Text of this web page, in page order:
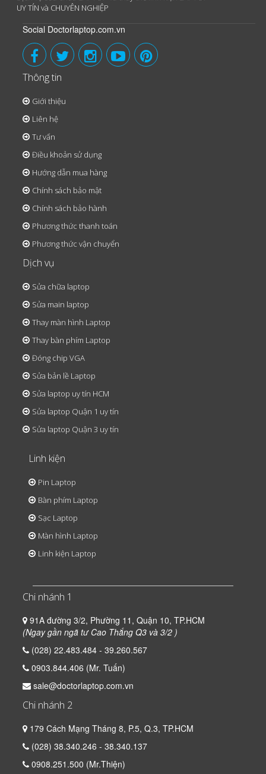
UY TÍN và CHUYÊN NGHIỆP
Social Doctorlaptop.com.vn
Thông tin
Giới thiệu
Liên hệ
Tư vấn
Điều khoản sử dụng
Hướng dẫn mua hàng
Chính sách bảo mật
Chính sách bảo hành
Phương thức thanh toán
Phương thức vận chuyển
Dịch vụ
Sửa chữa laptop
Sửa main laptop
Thay màn hình Laptop
Thay bàn phím Laptop
Đóng chip VGA
Sửa bản lề Laptop
Sửa laptop uy tín HCM
Sửa laptop Quận 1 uy tín
Sửa laptop Quận 3 uy tín
Linh kiện
Pin Laptop
Bàn phím Laptop
Sạc Laptop
Màn hình Laptop
Linh kiện Laptop
Chi nhánh 1
91A đường 3/2, Phường 11, Quận 10, TP.HCM
(Ngay gần ngã tư Cao Thắng Q3 và 3/2 )
(028) 22.483.484 - 39.260.567
0903.844.406 (Mr. Tuấn)
sale@doctorlaptop.com.vn
Chi nhánh 2
179 Cách Mạng Tháng 8, P.5, Q.3, TP.HCM
(028) 38.340.246 - 38.340.137
0908.251.500 (Mr.Thiện)